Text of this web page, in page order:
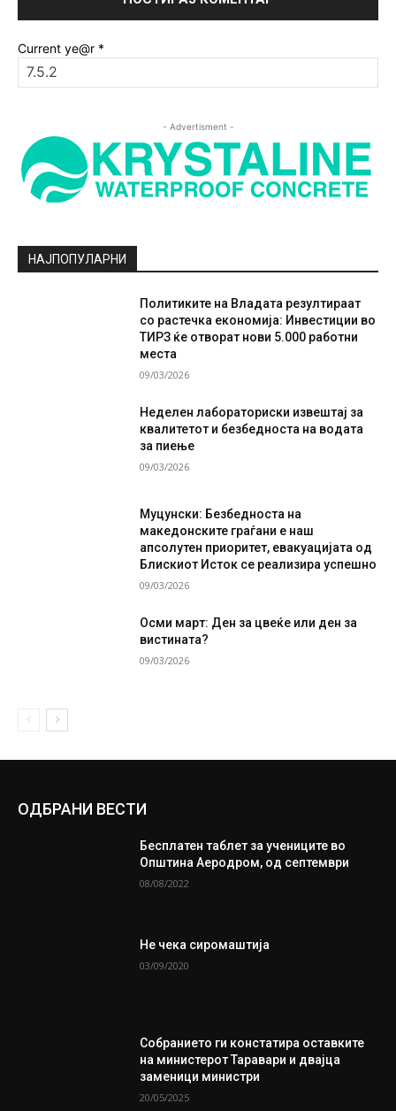
Current ye@r *
- Advertisment -
НАЈПОПУЛАРНИ
Политиките на Владата резултираат
со растечка економија: Инвестиции во
ТИРЗ ќе отворат нови 5.000 работни
места
09/03/2026
Неделен лабораториски извештај за
квалитетот и безбедноста на водата
за пиење
09/03/2026
Муцунски: Безбедноста на
македонските граѓани е наш
апсолутен приоритет, евакуацијата од
Блискиот Исток се реализира успешно
09/03/2026
Осми март: Ден за цвеќе или ден за
вистината?
09/03/2026
ОДБРАНИ ВЕСТИ
Бесплатен таблет за учениците во
Општина Аеродром, од септември
08/08/2022
Не чека сиромаштија
03/09/2020
Собранието ги констатира оставките
на министерот Таравари и двајца
заменици министри
20/05/2025